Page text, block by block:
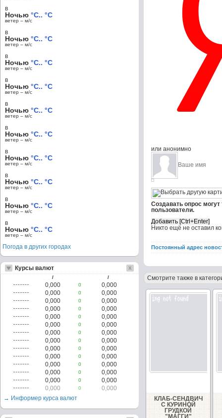
или анонимно
Создавать опрос
пользователи.
Никто ещё не оставил
Постоянный адрес
Смотрите также в
КЛАБ-СЕНДВИЧ
С КУРИНОЙ
ГРУДКОЙ
"МАГГИ"
в
Ночью °C.. °C
ветер – м/c
в
Ночью °C.. °C
ветер – м/c
в
Ночью °C.. °C
ветер – м/c
в
Ночью °C.. °C
ветер – м/c
в
Ночью °C.. °C
ветер – м/c
в
Ночью °C.. °C
ветер – м/c
в
Ночью °C.. °C
ветер – м/c
в
Ночью °C.. °C
ветер – м/c
в
Ночью °C.. °C
ветер – м/c
в
Ночью °C.. °C
ветер – м/c
Погода в других городах
Курсы валют
/ /
0,000 0
0,000
0,000
0
0,000
0,000
0
0,000
0,000
0
0,000
0,000
0
0,000
0,000
0
0,000
0,000
0
0,000
0,000
0
0,000
0,000
0
0,000
0,000
0
0,000
0,000
0
0,000
0,000
0
0,000
0,000
0
0,000
0,000
0
0,000
→ Информер курса валют